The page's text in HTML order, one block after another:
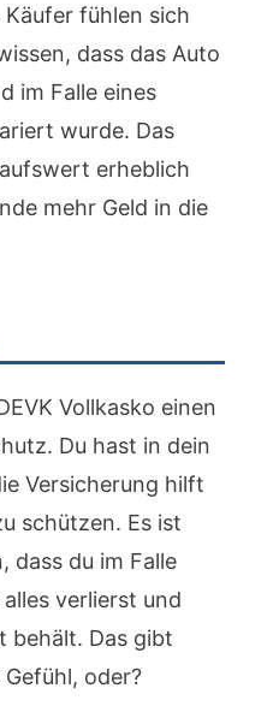
fühlen sich
dass das Auto
im Falle eines
wurde. Das
erheblich
mehr Geld in die
Vollkasko einen
Du hast in dein
Versicherung hilft
schützen. Es ist
dass du im Falle
verlierst und
behält. Das gibt
oder?